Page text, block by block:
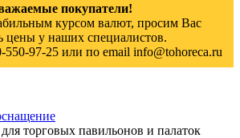
покупатели!
курсом валют, просим Вас
цены у наших специалистов.
97-25 или по email info@tohoreca.ru
торговых павильонов и палаток